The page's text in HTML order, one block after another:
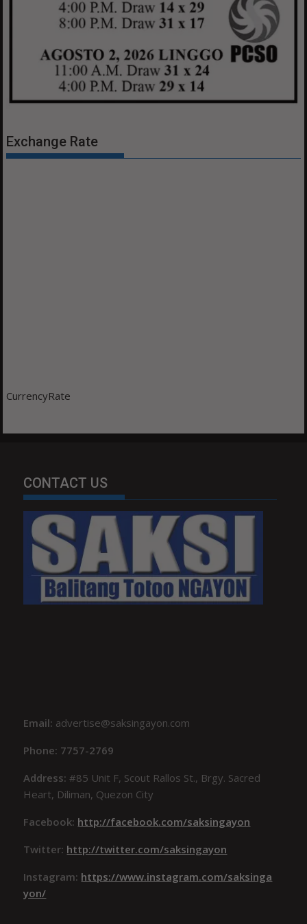
Exchange Rate
CurrencyRate
CONTACT US
Email: advertise@saksingayon.com
Phone: 7757-2769
Address:#85 Unit F, Scout Rallos St., Brgy. Sacred
Heart, Diliman, Quezon City
Facebook: http://facebook.com/saksingayon
Twitter: http://twitter.com/saksingayon
Instagram: https://www.instagram.com/saksinga
yon/